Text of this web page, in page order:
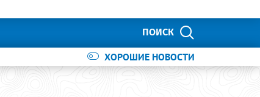
ПОИСК
ХОРОШИЕ НОВОСТИ